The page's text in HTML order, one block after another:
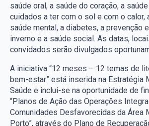
saúde oral, a saúde do coração, a
cuidados a ter com o sol e com o calor,
saúde mental, a diabetes, a prevenção
inverno e a saúde social. As datas,
convidados serão divulgados
A iniciativa “12 meses – 12 temas de
bem-estar” está inserida na Estratégia
Saúde e inclui-se na oportunidade de
“Planos de Ação das Operações
Comunidades Desfavorecidas da Área
Porto”, através do Plano de